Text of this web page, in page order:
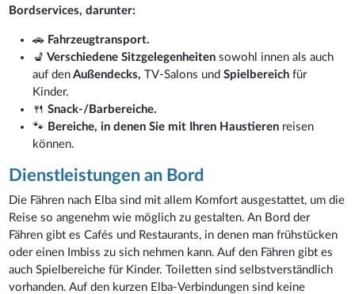
Bordservices, darunter:
🚗 Fahrzeugtransport.
💺 Verschiedene Sitzgelegenheitensowohl innen als auch
auf den Außendecks,TV-Salons undSpielbereich für
Kinder.
🍴Snack-/Barbereiche.
🐾 Bereiche, in denen Sie mit Ihren Haustieren reisen
können.
Dienstleistungen an Bord
Die Fähren nach Elba sind mit allem Komfort ausgestattet, um die
Reise so angenehm wie möglich zu gestalten. An Bord der
Fähren gibt es Cafés und Restaurants, in denen man frühstücken
oder einen Imbiss zu sich nehmen kann. Auf den Fähren gibt es
auch Spielbereiche für Kinder. Toiletten sind selbstverständlich
vorhanden. Auf den kurzen Elba-Verbindungen sind keine